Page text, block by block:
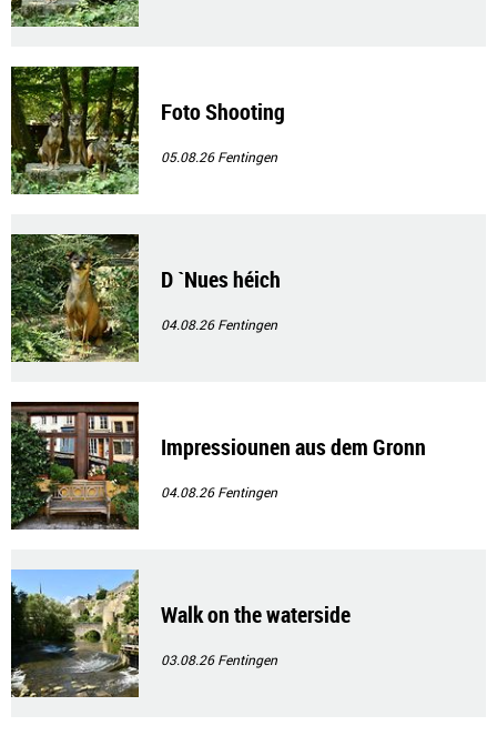
Foto Shooting
05.08.26Fentingen
D `Nues héich
04.08.26Fentingen
Impressiounen aus dem Gronn
04.08.26Fentingen
Walk on the waterside
03.08.26Fentingen